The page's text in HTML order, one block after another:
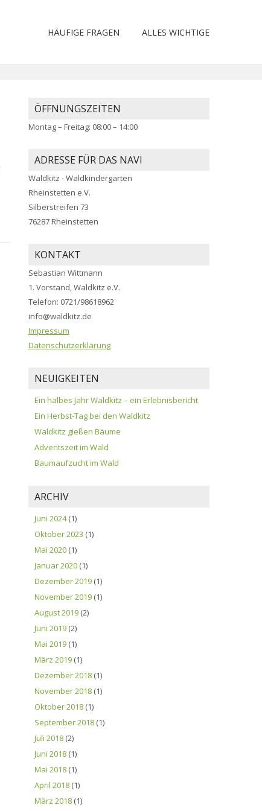
HÄUFIGE FRAGEN ALLES WICHTIGE
ÖFFNUNGSZEITEN
Montag – Freitag: 08:00 – 14:00
ADRESSE FÜR DAS NAVI
Waldkitz - Waldkindergarten
Rheinstetten e.V.
Silberstreifen 73
76287 Rheinstetten
KONTAKT
Sebastian Wittmann
1. Vorstand, Waldkitz e.V.
Telefon: 0721/98618962
info@waldkitz.de
Impressum
Datenschutzerklärung
NEUIGKEITEN
Ein halbes Jahr Waldkitz – ein Erlebnisbericht
Ein Herbst-Tag bei den Waldkitz
Waldkitz gießen Bäume
Adventszeit im Wald
Baumaufzucht im Wald
ARCHIV
Juni 2024(1)
Oktober 2023 (1)
Mai 2020 (1)
Januar 2020 (1)
Dezember 2019 (1)
November 2019 (1)
August 2019 (2)
Juni 2019 (2)
Mai 2019 (1)
März 2019 (1)
Dezember 2018 (1)
November 2018 (1)
Oktober 2018 (1)
September 2018 (1)
Juli 2018 (2)
Juni 2018 (1)
Mai 2018 (1)
April 2018 (1)
März 2018 (1)